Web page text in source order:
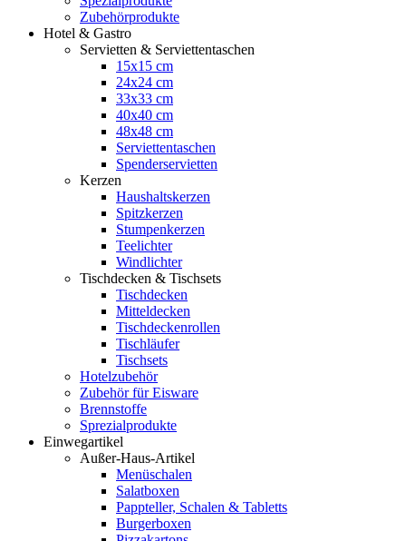
Zubehörprodukte
Hotel & Gastro
Servietten & Serviettentaschen
15x15 cm
24x24 cm
33x33 cm
40x40 cm
48x48 cm
Serviettentaschen
Spenderservietten
Kerzen
Haushaltskerzen
Spitzkerzen
Stumpenkerzen
Teelichter
Windlichter
Tischdecken & Tischsets
Tischdecken
Mitteldecken
Tischdeckenrollen
Tischläufer
Tischsets
Hotelzubehör
Zubehör für Eisware
Brennstoffe
Sprezialprodukte
Einwegartikel
Außer-Haus-Artikel
Menüschalen
Salatboxen
Pappteller, Schalen & Tabletts
Burgerboxen